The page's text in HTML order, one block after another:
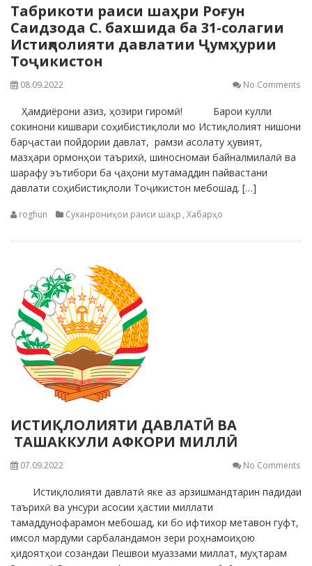
Табрикоти раиси шаҳри Роғун
Саидзода С. бахшида ба 31-солагии
Истиқлолияти давлатии Ҷумҳурии
Тоҷикистон
08.09.2022 No Comments
Ҳамдиёрони азиз, ҳозири гиромӣ! Барои кулли
сокинони кишвари соҳибистиқлоли мо Истиқлолият нишони
барҷастаи пойдории давлат, рамзи асолату ҳувият,
мазҳари ормонҳои таърихӣ, шиносномаи байналмилалӣ ва
шарафу эътибори ба ҷаҳони мутамаддин пайвастани
давлати соҳибистиқлоли Тоҷикистон мебошад. […]
roghun Суханрониҳои раиси шаҳр , Хабарҳо
ИСТИҚЛОЛИЯТИ ДАВЛАТӢ ВА
ТАШАККУЛИ АФКОРИ МИЛЛӢ
07.09.2022 No Comments
Истиқлолияти давлатӣ яке аз арзишмандтарин падидаи
таърихӣ ва унсури асосии ҳастии миллати
тамаддунофарамон мебошад, ки бо ифтихор метавон гуфт,
имсол мардуми сарбаландамон зери роҳнамоиҳою
ҳидоятҳои созандаи Пешвои муаззами миллат, муҳтарам